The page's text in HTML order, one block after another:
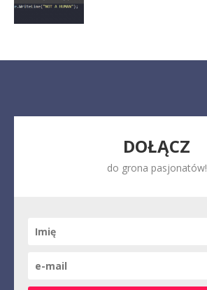
DOŁĄCZ
do grona pasjonatów!